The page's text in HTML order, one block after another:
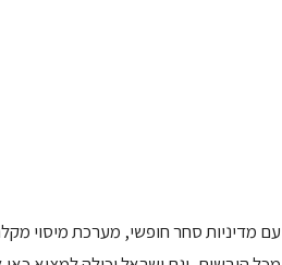
עם מדיניות סחר חופשי, מערכת מיסוי